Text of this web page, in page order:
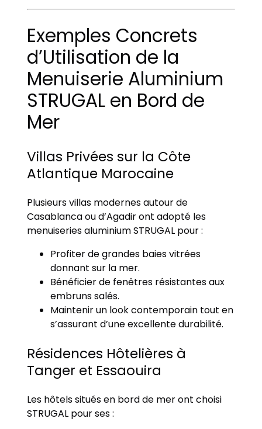
Exemples Concrets
d’Utilisation de la
Menuiserie Aluminium
STRUGAL en Bord de
Mer
Villas Privées sur la Côte
Atlantique Marocaine
Plusieurs villas modernes autour de
Casablanca ou d’Agadir ont adopté les
menuiseries aluminium STRUGAL pour :
Profiter de grandes baies vitrées
donnant sur la mer.
Bénéficier de fenêtres résistantes aux
embruns salés.
Maintenir un look contemporain tout en
s’assurant d’une excellente durabilité.
Résidences Hôtelières à
Tanger et Essaouira
Les hôtels situés en bord de mer ont choisi
STRUGAL pour ses :